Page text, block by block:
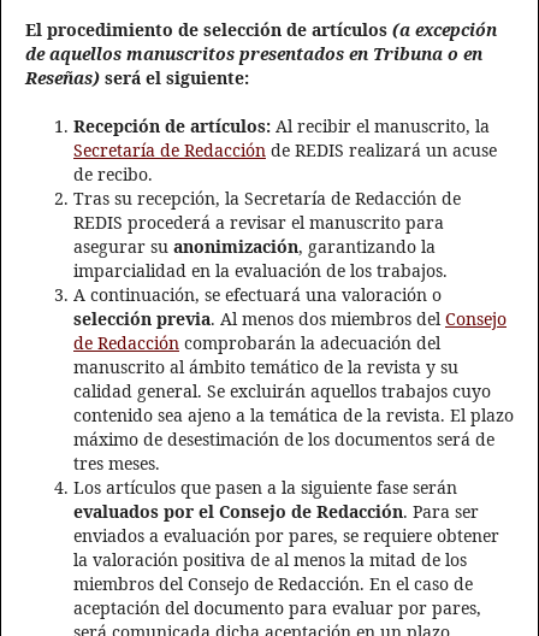
El procedimiento de selección de artículos (a excepción
de aquellos manuscritos presentados en Tribuna o en
Reseñas) será el siguiente:
Recepción de artículos: Al recibir el manuscrito, la
Secretaría de Redacción de REDIS realizará un acuse
de recibo.
Tras su recepción, la Secretaría de Redacción de
REDIS procederá a revisar el manuscrito para
asegurar su anonimización, garantizando la
imparcialidad en la evaluación de los trabajos.
A continuación, se efectuará una valoración o
selección previa. Al menos dos miembros delConsejo
de Redacción comprobarán la adecuación del
manuscrito al ámbito temático de la revista y su
calidad general. Se excluirán aquellos trabajos cuyo
contenido sea ajeno a la temática de la revista. El plazo
máximo de desestimación de los documentos será de
tres meses.
Los artículos que pasen a la siguiente fase serán
evaluados por el Consejo de Redacción. Para ser
enviados a evaluación por pares, se requiere obtener
la valoración positiva de al menos la mitad de los
miembros del Consejo de Redacción. En el caso de
aceptación del documento para evaluar por pares,